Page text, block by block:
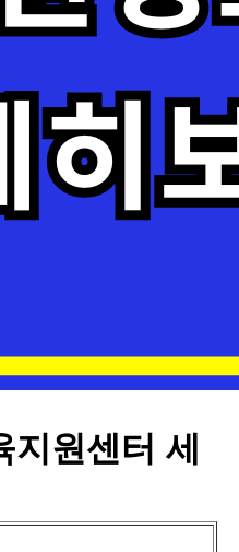
지원센터 세